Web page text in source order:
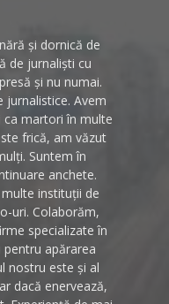
și dornică de
de jurnaliști cu
și nu numai.
jurnalistice. Avem
martori în multe
frică, am văzut
Suntem în
anchete.
instituții de
uri. Colaborăm,
specializate în
apărarea
nostru este și al
dacă enervează,